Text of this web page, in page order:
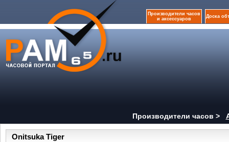
Производители часов
и аксессуаров
Доска
Производители часов >
Onitsuka Tiger